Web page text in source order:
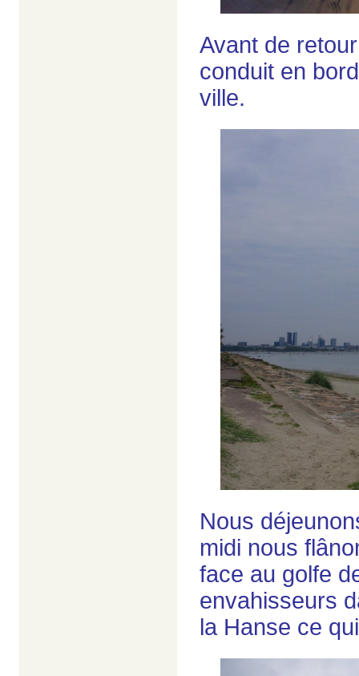
Avant de
conduit en
ville.
Nous
midi nous
face au golfe
envahisseurs
la Hanse ce